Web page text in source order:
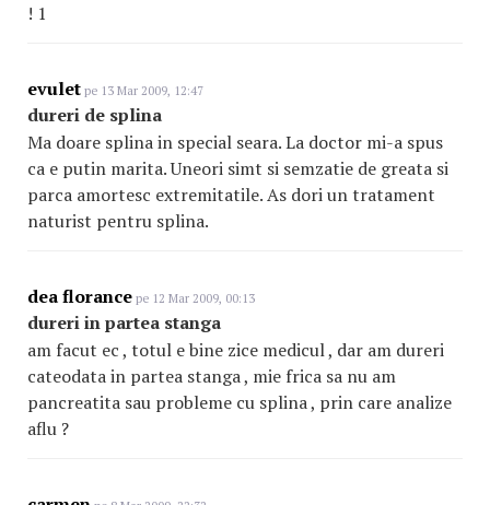
! 1
evulet pe 13 Mar 2009, 12:47
dureri de splina
Ma doare splina in special seara. La doctor mi-a spus
ca e putin marita. Uneori simt si semzatie de greata si
parca amortesc extremitatile. As dori un tratament
naturist pentru splina.
dea florance pe 12 Mar 2009, 00:13
dureri in partea stanga
am facut ec , totul e bine zice medicul , dar am dureri
cateodata in partea stanga , mie frica sa nu am
pancreatita sau probleme cu splina , prin care analize
aflu ?